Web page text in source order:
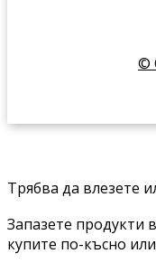
©
Трябва да влезете
Запазете продукти
купите по-късно